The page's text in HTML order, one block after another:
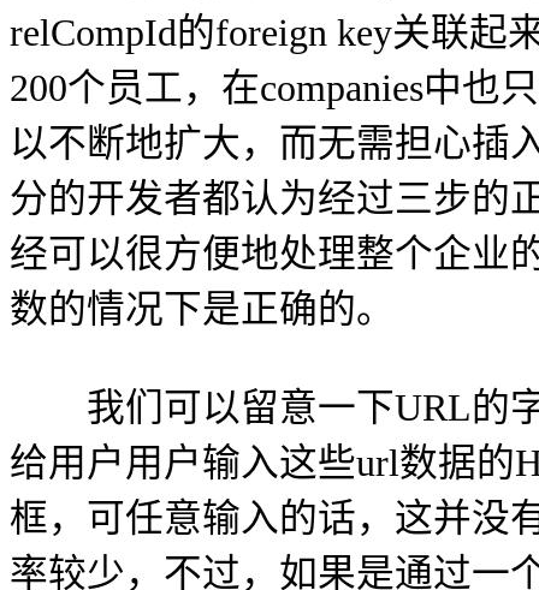
relCompId的foreign key关联起
200个员工，在companies中也
以不断地扩大，而无需担心插
分的开发者都认为经过三步的
经可以很方便地处理整个企业
数的情况下是正确的。
我们可以留意一下URL的字
给用户用户输入这些url数据的
框，可任意输入的话，这并没
率较少，不过，如果是通过一